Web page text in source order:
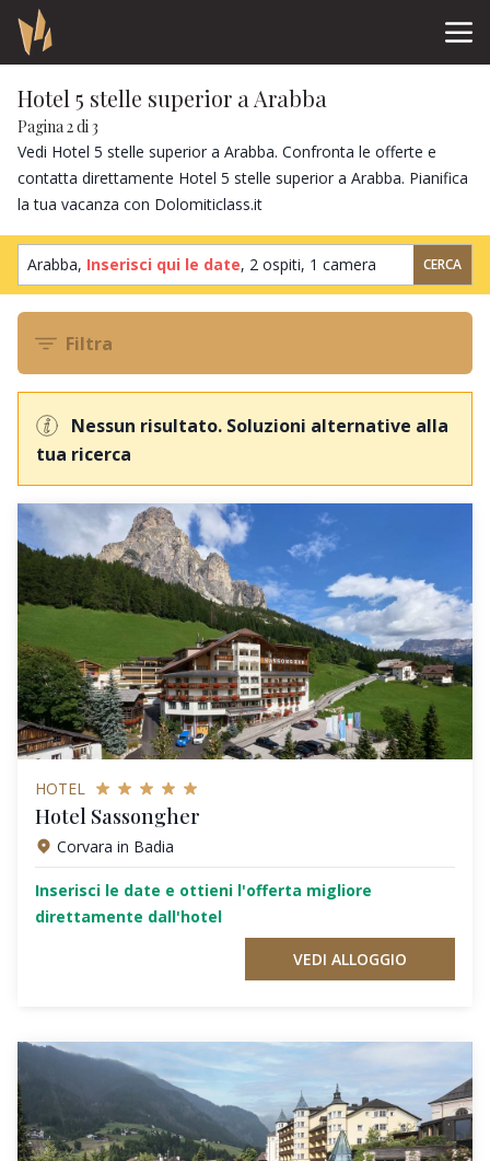
Hotel 5 stelle superior a Arabba
Pagina 2 di 3
Vedi Hotel 5 stelle superior a Arabba. Confronta le offerte e
contatta direttamente Hotel 5 stelle superior a Arabba. Pianifica
la tua vacanza con Dolomiticlass.it
Arabba, Inserisci qui le date, 2 ospiti, 1 camera CERCA
Filtra
Nessun risultato. Soluzioni alternative alla
tua ricerca
HOTEL
Hotel Sassongher
Corvara in Badia
Inserisci le date e ottieni l'offerta migliore
direttamente dall'hotel
VEDI ALLOGGIO